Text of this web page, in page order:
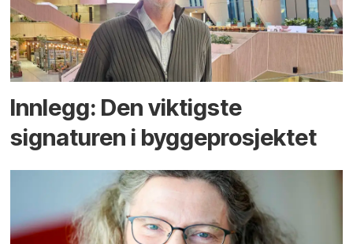
Innlegg: Den viktigste
signaturen i bygge­­prosjektet